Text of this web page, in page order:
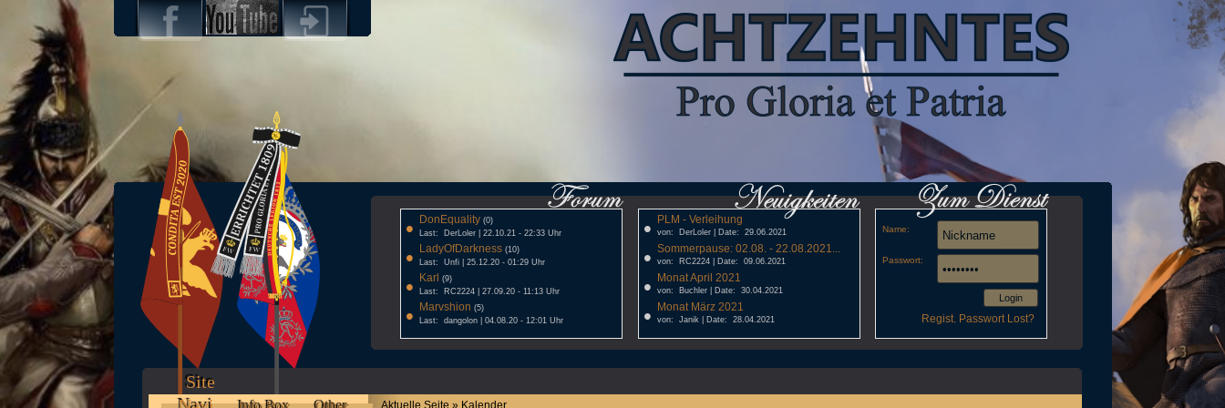
• DonEquality(0)
Last: DerLoler | 22.10.21 - 22:33 Uhr
• LadyOfDarkness(10)
Last: Unfi | 25.12.20 - 01:29 Uhr
• Karl (9)
Last: RC2224 | 27.09.20 - 11:13 Uhr
• Marvshion (5)
Last: dangolon | 04.08.20 - 12:01 Uhr
• PLM - Verleihung
von: DerLoler | Date: 29.06.2021
• Sommerpause: 02.08. - 22.08.2021...
von: RC2224 | Date: 09.06.2021
• Monat April 2021
von: Buchler | Date: 30.04.2021
• Monat März 2021
von: Janik | Date: 28.04.2021
Name:
Passwort:
Login
Regist. Passwort Lost?
Site
Aktuelle Seite » Kalender